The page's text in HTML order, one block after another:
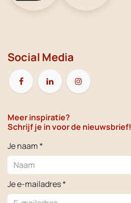
Social Media
Meer inspiratie?
Schrijf je in voor de nieuwsbrief!
Je naam *
Je e-mailadres *